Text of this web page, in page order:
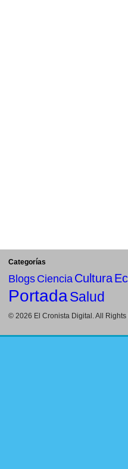
Categorías
BlogsCiencia Cultura
PortadaSalud
© 2026 El Cronista Digital . All